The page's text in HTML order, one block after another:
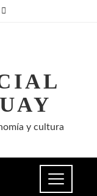
y cultura